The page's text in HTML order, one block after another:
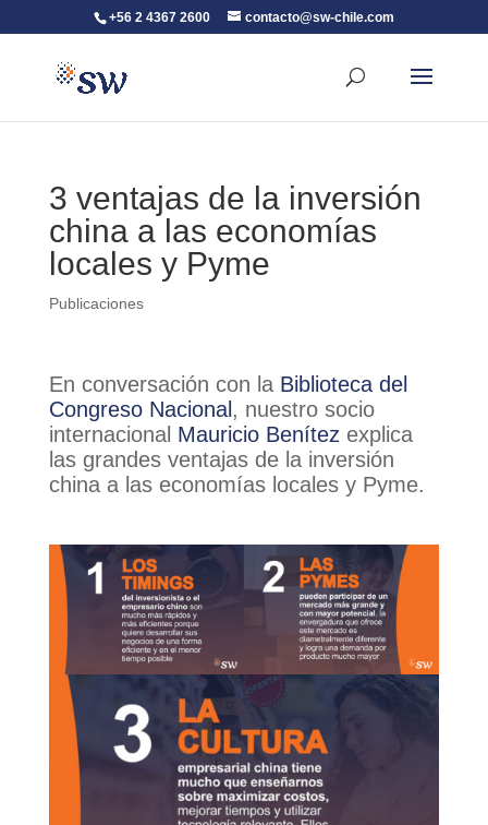
+56 2 4367 2600 contacto@sw-chile.com
3 ventajas de la inversión
china a las economías
locales y Pyme
Publicaciones
En conversación con la Biblioteca del
Congreso Nacional , nuestro socio
internacional Mauricio Benítez explica
las grandes ventajas de la inversión
china a las economías locales y Pyme.